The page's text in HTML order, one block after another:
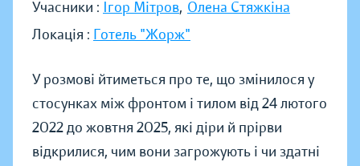
Учасники : Ігор Мітров, Олена Стяжкіна
Локація : Готель "Жорж"
У розмові йтиметься про те, що змінилося у
стосунках між фронтом і тилом від 24 лютого
2022 до жовтня 2025, які діри й прірви
відкрилися, чим вони загрожують і чи здатні